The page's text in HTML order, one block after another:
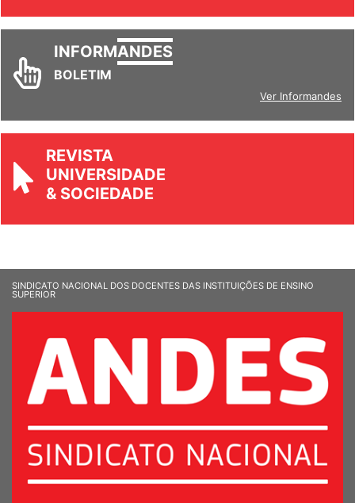
INFORMANDES
BOLETIM
Ver Informandes
REVISTA
UNIVERSIDADE
& SOCIEDADE
SINDICATO NACIONAL DOS DOCENTES DAS INSTITUIÇÕES DE ENSINO
SUPERIOR